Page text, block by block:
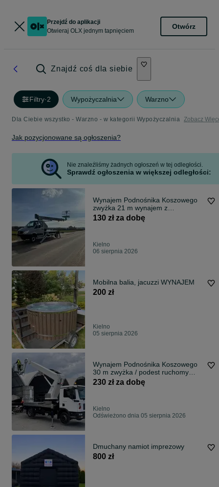
Przejdź do aplikacji
Otwieraj OLX jednym tapnięciem
Otwórz
Znajdź coś dla siebie
Filtry·2 Wypożyczalnia Warzno
Dla Ciebie wszystko - Warzno - w kategorii Wypożyczalnia Zobacz
Jak pozycjonowane są ogłoszenia?
Nie znaleźliśmy żadnych ogłoszeń w tej odległości.
Sprawdź ogłoszenia w większej odległości:
Wynajem Podnośnika Koszowego
zwyżka 21 m wynajem z
operatorem 130 zł/h
130 zł za dobę
Kielno
06 sierpnia 2026
Mobilna balia, jacuzzi WYNAJEM
200 zł
Kielno
05 sierpnia 2026
Wynajem Podnośnika Koszowego
30 m zwyżka / podest ruchomy
wynajem z operatorem 230 zł/h
230 zł za dobę
Kielno
Odświeżono dnia 05 sierpnia 2026
Dmuchany namiot imprezowy
800 zł